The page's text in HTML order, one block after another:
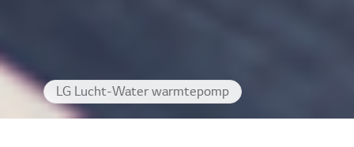
LG Lucht-Water warmtepomp